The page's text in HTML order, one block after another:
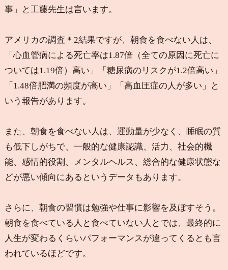
事」と工藤先生は言います。
アメリカの調査 ＊2結果ですが、朝食を食べない人は、
「心血管病による死亡率は1.87倍（全ての原因に死亡に
ついては1.19倍）高い」「糖尿病のリスクが1.2倍高い」
「1.48倍肥満の頻度が高い」「高血圧症の人が多い」と
いう報告があります。
また、朝食を食べない人は、運動量が少なく、睡眠の質
も低下しがちで、一般的な健康認識、活力、社会的機
能、感情的役割、メンタルヘルス、総合的な健康状態な
どが悪い傾向にあるというデータもあります。
さらに、朝食の習慣は勉強や仕事に影響を及ぼすそう。
朝食を食べている人と食べていない人とでは、最終的に
人生が変わるくらいパフォーマンスが違ってくるとも言
われているほどです。